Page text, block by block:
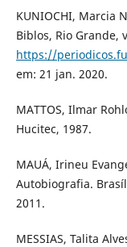
KUNIOCHI, Marcia
Biblos, Rio Grande,
https://
em: 21 jan. 2020.
MATTOS, Ilmar
Hucitec, 1987.
MAUÁ, Irineu
Autobiografia.
2011.
MESSIAS, Talita